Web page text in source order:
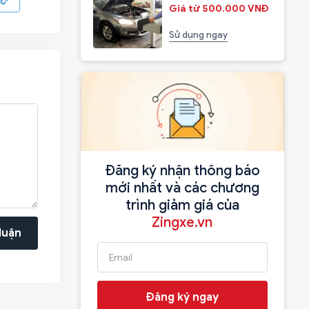
Giá từ 500.000 VNĐ
Sử dụng ngay
Đăng ký nhận thông báo
mới nhất và các chương
trình giảm giá của
Zingxe.vn
Đăng ký ngay